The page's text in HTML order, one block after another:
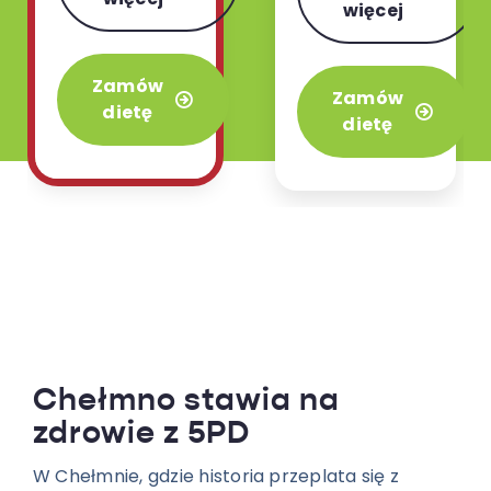
zdecydowanie
najbardziej
uwielbiany
wariant w
naszej ofercie.
Zamów
dietę
włoskiej i
orientalnej w
wariancie 3 lub
4 posiłków.
więcej
Zamów
dietę
Chełmno stawia na
zdrowie z 5PD
W Chełmnie, gdzie historia przeplata się z